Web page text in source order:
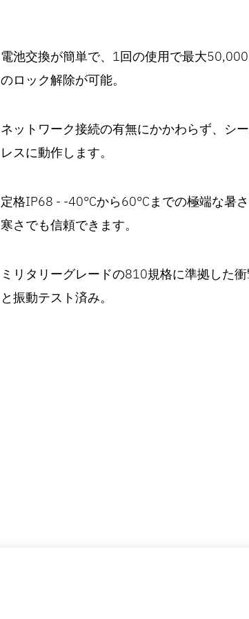
電池交換が簡単で、1回の使用で最大
のロック解除が可能。
ネットワーク接続の有無にかかわらず、シ
レスに動作します。
定格IP68 - -40°Cから60°Cまでの極端な暑
寒さでも信頼できます。
ミリタリーグレードの810規格に準拠した
と振動テスト済み。